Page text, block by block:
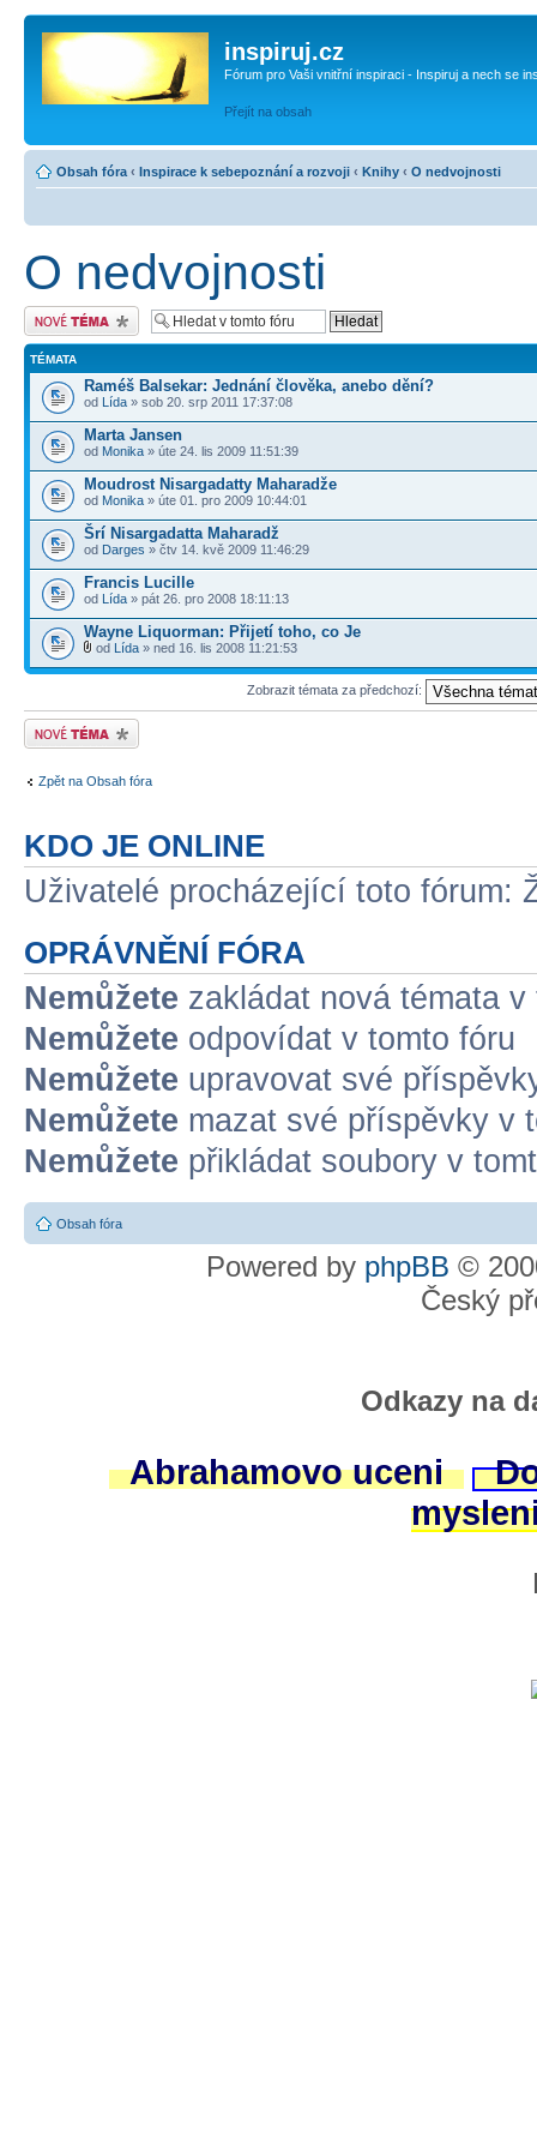
inspiruj.cz
Fórum pro Vaši vnitřní inspiraci - Inspiruj a nech se
Přejít na obsah
Obsah fóra ‹ Inspirace k sebepoznání a rozvoji ‹ Knihy ‹ O nedvojnosti
O nedvojnosti
Odeslat nové téma
TÉMATA
Raméš Balsekar: Jednání člověka, anebo dění?
od Lída » sob 20. srp 2011 17:37:08
Marta Jansen
od Monika » úte 24. lis 2009 11:51:39
Moudrost Nisargadatty Maharadže
od Monika » úte 01. pro 2009 10:44:01
Šrí Nisargadatta Maharadž
od Darges » čtv 14. kvě 2009 11:46:29
Francis Lucille
od Lída » pát 26. pro 2008 18:11:13
Wayne Liquorman: Přijetí toho, co Je
od Lída » ned 16. lis 2008 11:21:53
Zobrazit témata za předchozí:
Odeslat nové téma
Zpět na Obsah fóra
KDO JE ONLINE
Uživatelé procházející toto fórum:
OPRÁVNĚNÍ FÓRA
Nemůžete zakládat nová témata v
Nemůžete odpovídat v tomto fóru
Nemůžete upravovat své
Nemůžete mazat své příspěvky v
Nemůžete přikládat soubory v
Obsah fóra
Powered by phpBB ©
Český
Odkazy na
Abrahamovo uceni